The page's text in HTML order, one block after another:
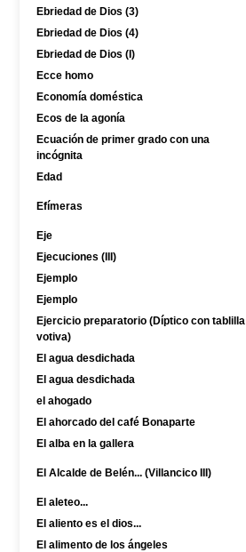
Ebriedad de Dios (3)
Ebriedad de Dios (4)
Ebriedad de Dios (I)
Ecce homo
Economía doméstica
Ecos de la agonía
Ecuación de primer grado con una
incógnita
Edad
Efímeras
Eje
Ejecuciones (III)
Ejemplo
Ejemplo
Ejercicio preparatorio (Díptico con tablilla
votiva)
El agua desdichada
El agua desdichada
el ahogado
El ahorcado del café Bonaparte
El alba en la gallera
El Alcalde de Belén... (Villancico III)
El aleteo...
El aliento es el dios...
El alimento de los ángeles